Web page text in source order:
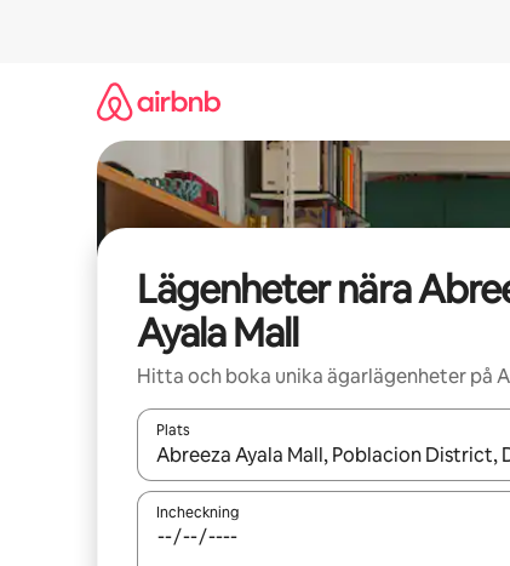
Lägenheter nära
Ayala Mall
Hitta och boka unika ägarlägenheter på
Plats
När resultaten är tillgängliga kan du
Incheckning